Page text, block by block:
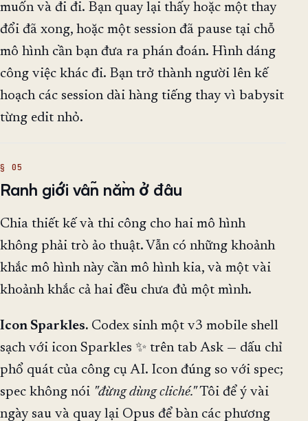
muốn và đi đi. Bạn quay lại thấy hoặc một thay
đổi đã xong, hoặc một session đã pause tại chỗ
mô hình cần bạn đưa ra phán đoán. Hình dáng
công việc khác đi. Bạn trở thành người lên kế
hoạch các session dài hàng tiếng thay vì babysit
từng edit nhỏ.
Ranh giới vẫn nằm ở đâu
Chia thiết kế và thi công cho hai mô hình
không phải trò ảo thuật. Vẫn có những khoảnh
khắc mô hình này cần mô hình kia, và một vài
khoảnh khắc cả hai đều chưa đủ một mình.
Icon Sparkles. Codex sinh một v3 mobile shell
sạch với icon Sparkles ✨ trên tab Ask — dấu chỉ
phổ quát của công cụ AI. Icon đúng so với spec;
spec không nói "đừng dùng cliché."Tôi để ý vài
ngày sau và quay lại Opus để bàn các phương